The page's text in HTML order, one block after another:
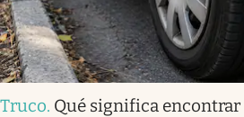
Truco. Qué significa encontrar